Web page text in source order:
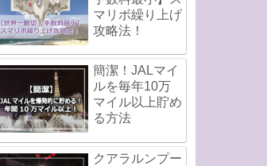
マリボ繰り上げ
攻略法！
簡潔！JALマイ
ルを毎年10万
マイル以上貯め
る方法
クアラルンプー